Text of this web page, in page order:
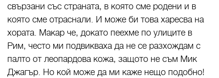
свързани със страната, в която сме родени и в
която сме отраснали. И може би това харесва на
хората. Макар че, докато пеехме по улиците в
Рим, често ми подвикваха да не се разхождам с
палто от леопардова кожа, защото не съм Мик
Джагър. Но кой може да ми каже нещо подобно!